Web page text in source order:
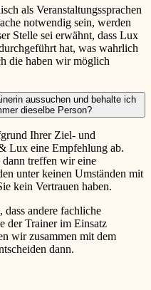
als Veranstaltungssprachen
notwendig sein, werden
Stelle sei erwähnt, dass Lux
hat, was wahrlich
die haben wir möglich
aussuchen und behalte ich
dieselbe Person?
Ihrer Ziel- und
Lux eine Empfehlung ab.
dann treffen wir eine
unter keinen Umständen mit
kein Vertrauen haben.
dass andere fachliche
der Trainer im Einsatz
wir zusammen mit dem
dann.